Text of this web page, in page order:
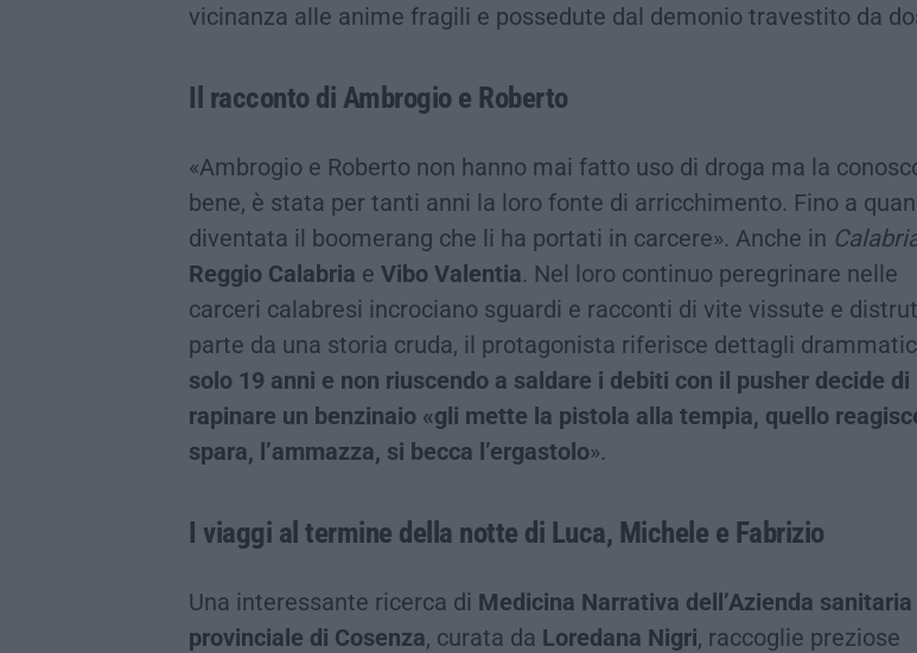
vicinanza alle anime fragili e possedute dal demonio travestito da
Il racconto di Ambrogio e Roberto
«Ambrogio e Roberto non hanno mai fatto uso di droga ma la
bene, è stata per tanti anni la loro fonte di arricchimento. Fino a
diventata il boomerang che li ha portati in carcere». Anche in
Reggio Calabria e Vibo Valentia. Nel loro continuo peregrinare nelle
carceri calabresi incrociano sguardi e racconti di vite vissute e
parte da una storia cruda, il protagonista riferisce dettagli
solo 19 anni e non riuscendo a saldare i debiti con il pusher decide di
rapinare un benzinaio «gli mette la pistola alla tempia, quello
spara, l’ammazza, si becca l’ergastolo».
I viaggi al termine della notte di Luca, Michele e Fabrizio
Una interessante ricerca di Medicina Narrativa dell’Azienda sanitaria
provinciale di Cosenza, curata da Loredana Nigri, raccoglie preziose